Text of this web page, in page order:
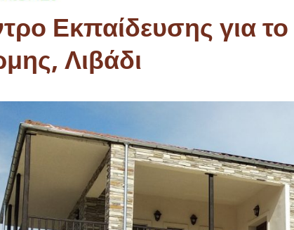
Εκπαίδευσης για
Λιβάδι